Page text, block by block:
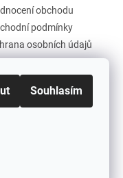
Souhlasím
obchodu
podmínky
osobních údajů